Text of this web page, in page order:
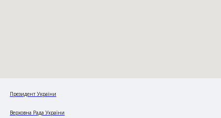
Президент України
Верховна Рада України